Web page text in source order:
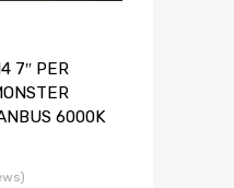
7″ PER
6000K